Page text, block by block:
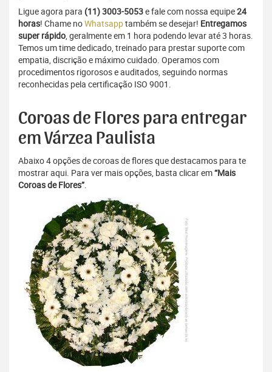
Ligue agora para (11) 3003-5053e fale com nossa equipe24
horas! Chame noWhatsapptambém se desejar! Entregamos
super rápido, geralmente em 1 hora podendo levar até 3 horas.
Temos um time dedicado, treinado para prestar suporte com
empatia, discrição e máximo cuidado. Operamos com
procedimentos rigorosos e auditados, seguindo normas
reconhecidas pela certificação ISO 9001.
Coroas de Flores para entregar
em Várzea Paulista
Abaixo 4 opções de coroas de flores que destacamos para te
mostrar aqui. Para ver mais opções, basta clicar em“Mais
Coroas de Flores”.